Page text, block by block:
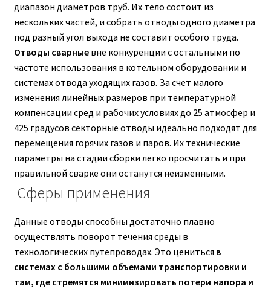
диапазон диаметров труб. Их тело состоит из
нескольких частей, и собрать отводы одного диаметра
под разный угол выхода не составит особого труда.
Отводы сварныевне конкуренции с остальными по
частоте использования в котельном оборудовании и
системах отвода уходящих газов. За счет малого
изменения линейных размеров при температурной
компенсации сред и рабочих условиях до 25 атмосфер и
425 градусов секторные отводы идеально подходят для
перемещения горячих газов и паров. Их технические
параметры на стадии сборки легко просчитать и при
правильной сварке они останутся неизменными.
Сферы применения
Данные отводы способны достаточно плавно
осуществлять поворот течения среды в
технологических путепроводах. Это цениться в
системах с большими объемами транспортировки и
там, где стремятся минимизировать потери напора и